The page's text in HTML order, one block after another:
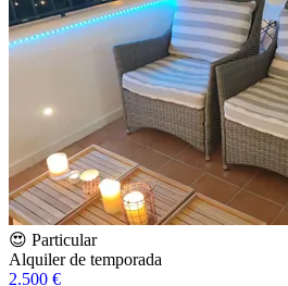
😍 Particular
Alquiler de temporada
2.500 €